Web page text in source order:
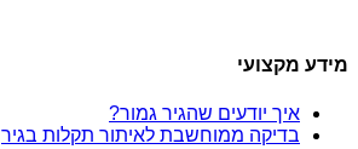
מידע מקצועי
איך יודעים שהגיר גמור?
בדיקה ממוחשבת לאיתור תקלות בגיר